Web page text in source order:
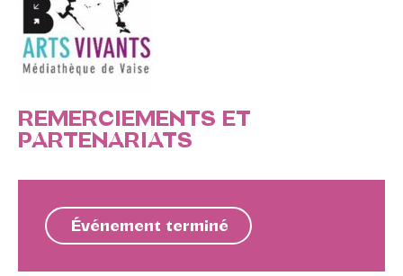
REMERCIEMENTS ET
PARTENARIATS
Événement terminé